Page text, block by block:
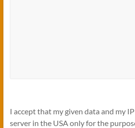
I accept that my given data and my
server in the USA only for the